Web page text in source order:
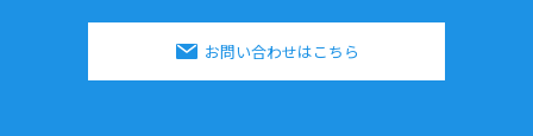
お問い合わせはこちら